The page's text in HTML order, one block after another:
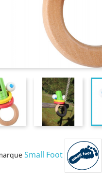
Small Foot